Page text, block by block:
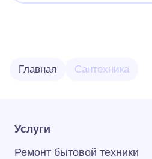
Главная Сантехника
Услуги
Ремонт бытовой техники